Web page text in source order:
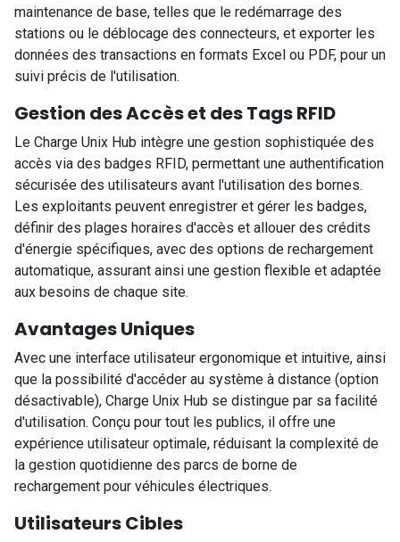
maintenance de base, telles que le redémarrage des
stations ou le déblocage des connecteurs, et exporter les
données des transactions en formats Excel ou PDF, pour un
suivi précis de l'utilisation.
Gestion des Accès et des Tags RFID
Le Charge Unix Hub intègre une gestion sophistiquée des
accès via des badges RFID, permettant une authentification
sécurisée des utilisateurs avant l'utilisation des bornes.
Les exploitants peuvent enregistrer et gérer les badges,
définir des plages horaires d'accès et allouer des crédits
d'énergie spécifiques, avec des options de rechargement
automatique, assurant ainsi une gestion flexible et adaptée
aux besoins de chaque site.
Avantages Uniques
Avec une interface utilisateur ergonomique et intuitive, ainsi
que la possibilité d'accéder au système à distance (option
désactivable), Charge Unix Hub se distingue par sa facilité
d'utilisation. Conçu pour tout les publics, il offre une
expérience utilisateur optimale, réduisant la complexité de
la gestion quotidienne des parcs de borne de
rechargement pour véhicules électriques.
Utilisateurs Cibles